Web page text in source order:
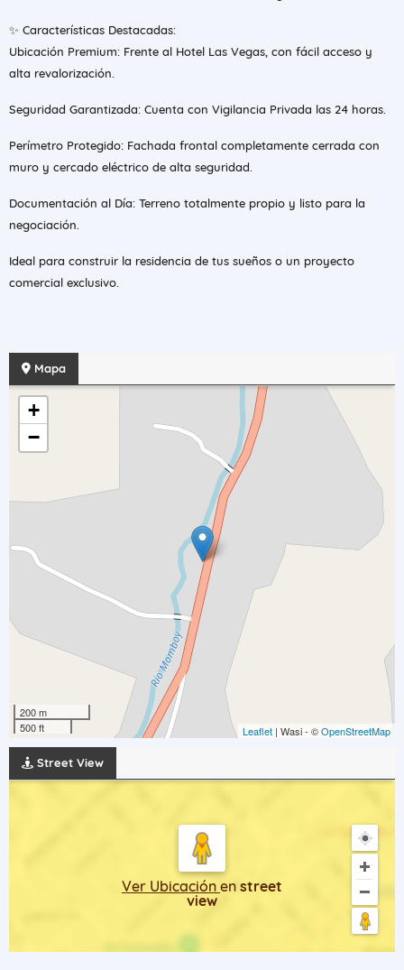
✨ Características Destacadas:
Ubicación Premium: Frente al Hotel Las Vegas, con fácil acceso y
alta revalorización.
Seguridad Garantizada: Cuenta con Vigilancia Privada las 24 horas.
Perímetro Protegido: Fachada frontal completamente cerrada con
muro y cercado eléctrico de alta seguridad.
Documentación al Día: Terreno totalmente propio y listo para la
negociación.
Ideal para construir la residencia de tus sueños o un proyecto
comercial exclusivo.
Mapa
+
−
200 m
500 ft
Leaflet | Wasi - ©OpenStreetMap
Street View
Ver Ubicación en street
view